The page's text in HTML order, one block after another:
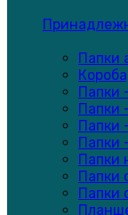
Папки
Папки
Папки
Папки
Папки
Папки
Папки
Папки